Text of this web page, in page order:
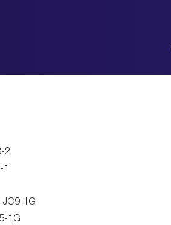
2
1
1G
1G